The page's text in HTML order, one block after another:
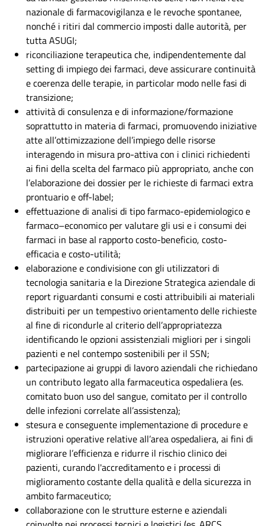
nazionale di farmacovigilanza e le revoche spontanee,
nonché i ritiri dal commercio imposti dalle autorità, per
tutta ASUGI;
riconciliazione terapeutica che, indipendentemente dal
setting di impiego dei farmaci, deve assicurare continuità
e coerenza delle terapie, in particolar modo nelle fasi di
transizione;
attività di consulenza e di informazione/formazione
soprattutto in materia di farmaci, promuovendo iniziative
atte all’ottimizzazione dell’impiego delle risorse
interagendo in misura pro-attiva con i clinici richiedenti
ai fini della scelta del farmaco più appropriato, anche con
l’elaborazione dei dossier per le richieste di farmaci extra
prontuario e off-label;
effettuazione di analisi di tipo farmaco-epidemiologico e
farmaco–economico per valutare gli usi e i consumi dei
farmaci in base al rapporto costo-beneficio, costo-
efficacia e costo-utilità;
elaborazione e condivisione con gli utilizzatori di
tecnologia sanitaria e la Direzione Strategica aziendale di
report riguardanti consumi e costi attribuibili ai materiali
distribuiti per un tempestivo orientamento delle richieste
al fine di ricondurle al criterio dell’appropriatezza
identificando le opzioni assistenziali migliori per i singoli
pazienti e nel contempo sostenibili per il SSN;
partecipazione ai gruppi di lavoro aziendali che richiedano
un contributo legato alla farmaceutica ospedaliera (es.
comitato buon uso del sangue, comitato per il controllo
delle infezioni correlate all’assistenza);
stesura e conseguente implementazione di procedure e
istruzioni operative relative all’area ospedaliera, ai fini di
migliorare l’efficienza e ridurre il rischio clinico dei
pazienti, curando l'accreditamento e i processi di
miglioramento costante della qualità e della sicurezza in
ambito farmaceutico;
collaborazione con le strutture esterne e aziendali